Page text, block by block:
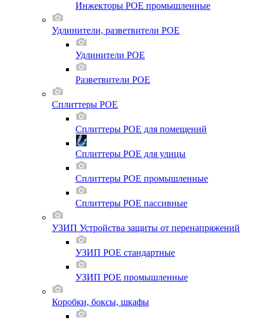
Инжекторы POE промышленные
Удлинители, разветвители POE
Удлинители POE
Разветвители POE
Сплиттеры POE
Сплиттеры POE для помещений
Сплиттеры POE для улицы
Сплиттеры POE промышленные
Сплиттеры POE пассивные
УЗИП Устройства защиты от перенапряжений
УЗИП POE стандартные
УЗИП POE промышленные
Коробки, боксы, шкафы